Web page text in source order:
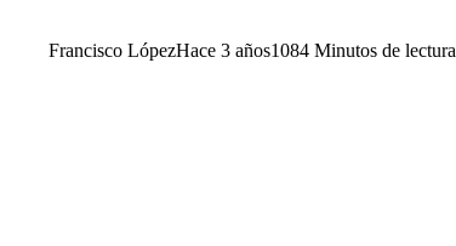
Francisco LópezHace 3 años1084 Minutos de lectura